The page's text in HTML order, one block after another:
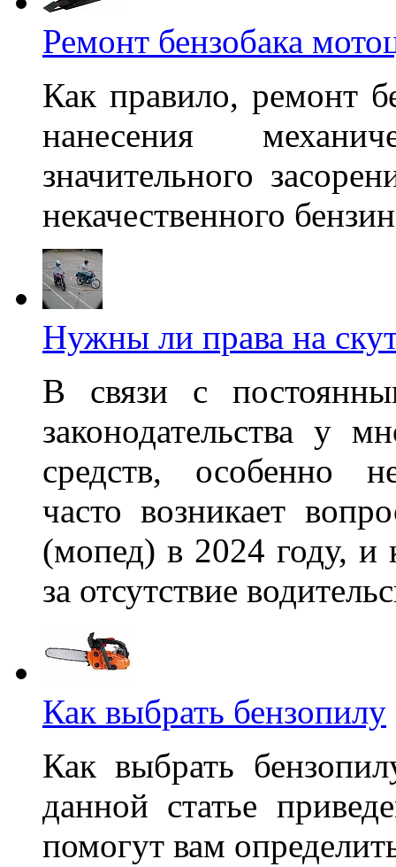
Ремонт бензобака
Как правило, ремонт
нанесения
значительного
некачественного
Нужны ли права на
В связи с
законодательства у
средств, особенно
часто возникает
(мопед) в 2024 году, и
за отсутствие
Как выбрать бензопилу
Как выбрать
данной статье
помогут вам